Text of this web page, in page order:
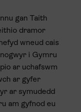
gan Taith
dramor
wneud cais
i Gymru
ar uchafswm
ar gyfer
ar symudedd
am gyfnod eu